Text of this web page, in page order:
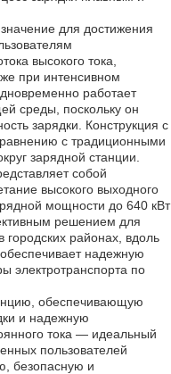
для достижения
высокого тока,
при интенсивном
работает
среды, поскольку он
зарядки. Конструкция с
с традиционными
зарядной станции.
собой
высокого выходного
мощности до 640 кВт
решением для
городских районах, вдоль
надежную
электротранспорта по
обеспечивающую
и надежную
тока — идеальный
пользователей
безопасную и